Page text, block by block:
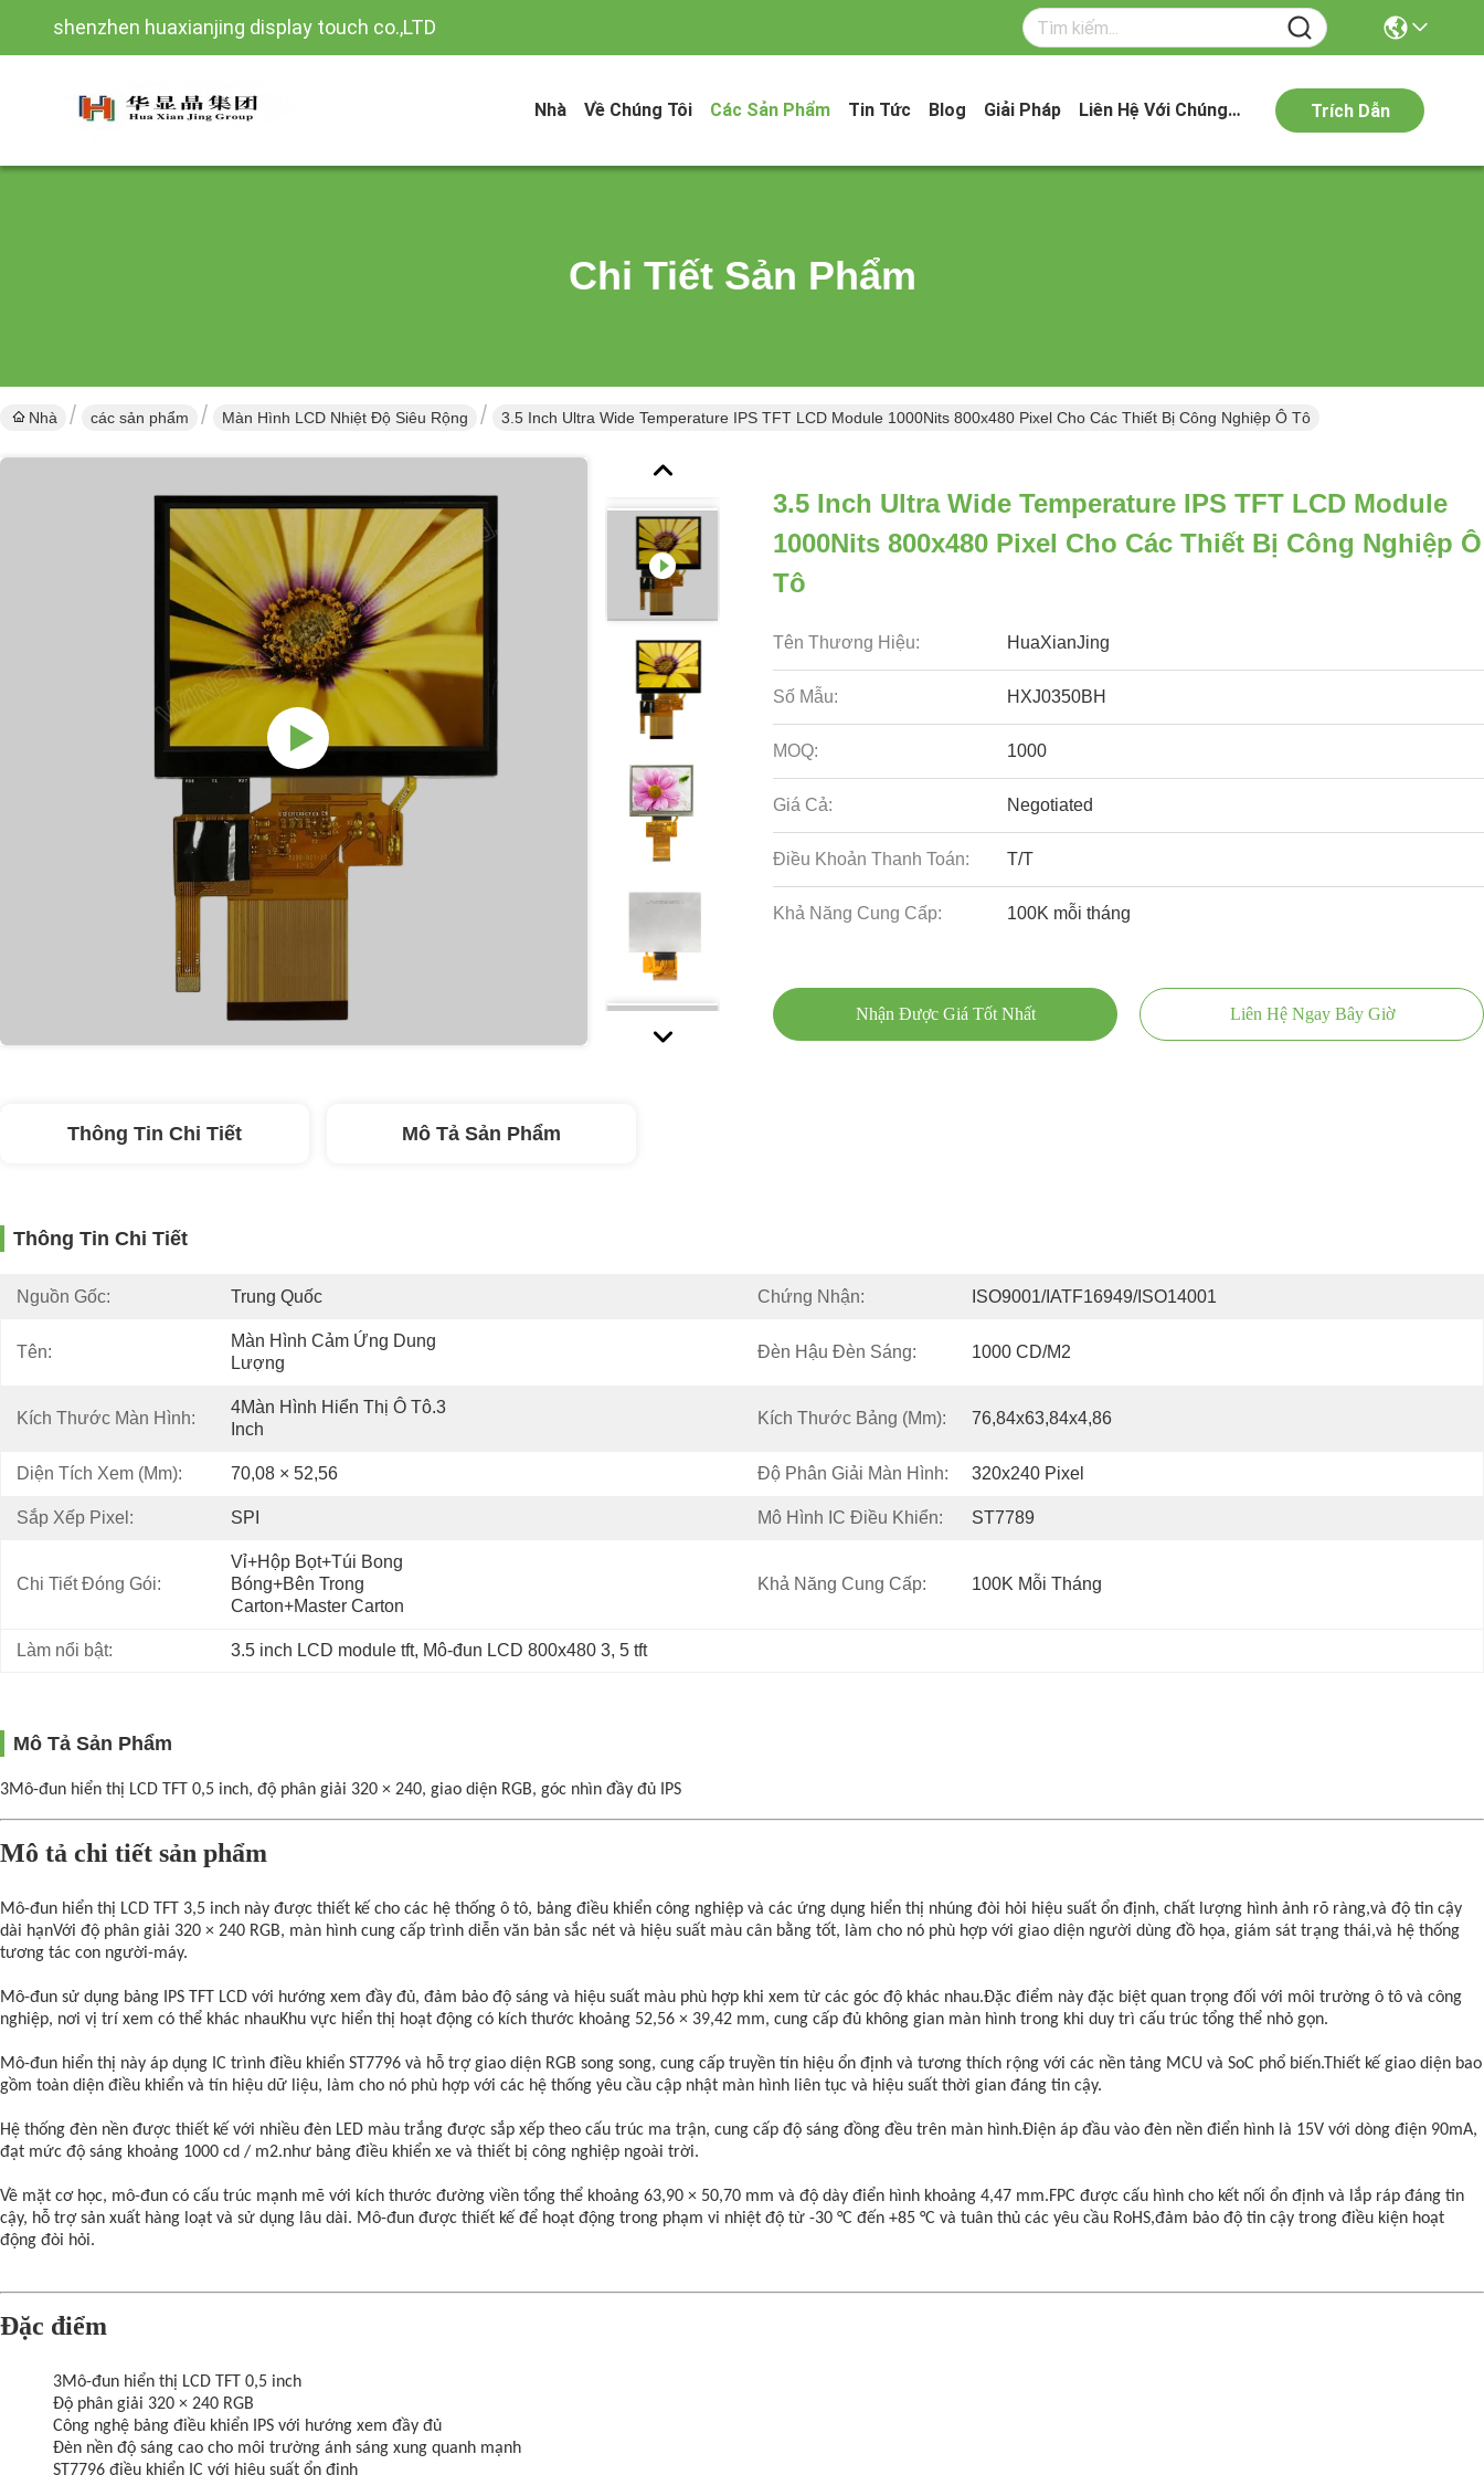
shenzhen huaxianjing display touch co.,LTD
Nhà Về Chúng Tôi Các Sản Phẩm Tin Tức Blog Giải Pháp Liên Hệ Với Chúng Tôi Trích Dẫn
Chi Tiết Sản Phẩm
Nhà các sản phẩm Màn Hình LCD Nhiệt Độ Siêu Rộng 3.5 Inch Ultra Wide Temperature IPS TFT LCD Module 1000Nits 800x480 Pixel Cho Các Thiết Bị Công Nghiệp Ô Tô
3.5 Inch Ultra Wide Temperature IPS TFT LCD Module
1000Nits 800x480 Pixel Cho Các Thiết Bị Công Nghiệp Ô
Tô
Tên Thương Hiệu: HuaXianJing
Số Mẫu: HXJ0350BH
MOQ: 1000
Giá Cả: Negotiated
Điều Khoản Thanh Toán: T/T
Khả Năng Cung Cấp: 100K mỗi tháng
Nhận Được Giá Tốt Nhất Liên Hệ Ngay Bây Giờ
Thông Tin Chi Tiết Mô Tả Sản Phẩm
Thông Tin Chi Tiết
Nguồn Gốc: Trung Quốc Chứng Nhận: ISO9001/IATF16949/ISO14001
Tên:
Màn Hình Cảm Ứng Dung
Lượng
Đèn Hậu Đèn Sáng: 1000 CD/m2
Kích Thước Màn Hình:
4Màn Hình Hiển Thị Ô Tô.3
Inch
Kích Thước Bảng (mm): 76,84x63,84x4,86
Diện Tích Xem (mm): 70,08 × 52,56 Độ Phân Giải Màn Hình: 320x240 Pixel
Sắp Xếp Pixel: SPI Mô Hình IC Điều Khiển: ST7789
Chi Tiết Đóng Gói:
Vỉ+hộp Bọt+túi Bong
Bóng+bên Trong
Carton+master Carton
Khả Năng Cung Cấp: 100K Mỗi Tháng
Làm nổi bật: 3.5 inch LCD module tft, Mô-đun LCD 800x480 3, 5 tft
Mô Tả Sản Phẩm
3Mô-đun hiển thị LCD TFT 0,5 inch, độ phân giải 320 × 240, giao diện RGB, góc nhìn đầy đủ IPS
Mô tả chi tiết sản phẩm
Mô-đun hiển thị LCD TFT 3,5 inch này được thiết kế cho các hệ thống ô tô, bảng điều khiển công nghiệp và các ứng dụng hiển thị nhúng đòi hỏi hiệu suất ổn định, chất lượng hình ảnh rõ ràng,và độ tin cậy
dài hạnVới độ phân giải 320 × 240 RGB, màn hình cung cấp trình diễn văn bản sắc nét và hiệu suất màu cân bằng tốt, làm cho nó phù hợp với giao diện người dùng đồ họa, giám sát trạng thái,và hệ thống
tương tác con người-máy.
Mô-đun sử dụng bảng IPS TFT LCD với hướng xem đầy đủ, đảm bảo độ sáng và hiệu suất màu phù hợp khi xem từ các góc độ khác nhau.Đặc điểm này đặc biệt quan trọng đối với môi trường ô tô và công
nghiệp, nơi vị trí xem có thể khác nhauKhu vực hiển thị hoạt động có kích thước khoảng 52,56 × 39,42 mm, cung cấp đủ không gian màn hình trong khi duy trì cấu trúc tổng thể nhỏ gọn.
Mô-đun hiển thị này áp dụng IC trình điều khiển ST7796 và hỗ trợ giao diện RGB song song, cung cấp truyền tín hiệu ổn định và tương thích rộng với các nền tảng MCU và SoC phổ biến.Thiết kế giao diện bao
gồm toàn diện điều khiển và tín hiệu dữ liệu, làm cho nó phù hợp với các hệ thống yêu cầu cập nhật màn hình liên tục và hiệu suất thời gian đáng tin cậy.
Hệ thống đèn nền được thiết kế với nhiều đèn LED màu trắng được sắp xếp theo cấu trúc ma trận, cung cấp độ sáng đồng đều trên màn hình.Điện áp đầu vào đèn nền điển hình là 15V với dòng điện 90mA,
đạt mức độ sáng khoảng 1000 cd / m2.như bảng điều khiển xe và thiết bị công nghiệp ngoài trời.
Về mặt cơ học, mô-đun có cấu trúc mạnh mẽ với kích thước đường viền tổng thể khoảng 63,90 × 50,70 mm và độ dày điển hình khoảng 4,47 mm.FPC được cấu hình cho kết nối ổn định và lắp ráp đáng tin
cậy, hỗ trợ sản xuất hàng loạt và sử dụng lâu dài. Mô-đun được thiết kế để hoạt động trong phạm vi nhiệt độ từ -30 °C đến +85 °C và tuân thủ các yêu cầu RoHS,đảm bảo độ tin cậy trong điều kiện hoạt
động đòi hỏi.
Đặc điểm
3Mô-đun hiển thị LCD TFT 0,5 inch
Độ phân giải 320 × 240 RGB
Công nghệ bảng điều khiển IPS với hướng xem đầy đủ
Đèn nền độ sáng cao cho môi trường ánh sáng xung quanh mạnh
ST7796 điều khiển IC với hiệu suất ổn định